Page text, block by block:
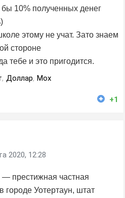
10% полученных денег
этому не учат. Зато знаем
стороне
тебе и это пригодится.
, Доллар, Мох
+1
2020, 12:28
престижная частная
городе Уотертаун, штат